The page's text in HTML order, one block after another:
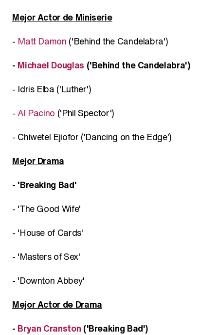
Mejor Actor de Miniserie
- Matt Damon ('Behind the Candelabra')
- Michael Douglas ('Behind the Candelabra')
- Idris Elba ('Luther')
-Al Pacino ('Phil Spector')
- Chiwetel Ejiofor ('Dancing on the Edge')
Mejor Drama
- 'Breaking Bad'
- 'The Good Wife'
- 'House of Cards'
- 'Masters of Sex'
- 'Downton Abbey'
Mejor Actor de Drama
- Bryan Cranston ('Breaking Bad')